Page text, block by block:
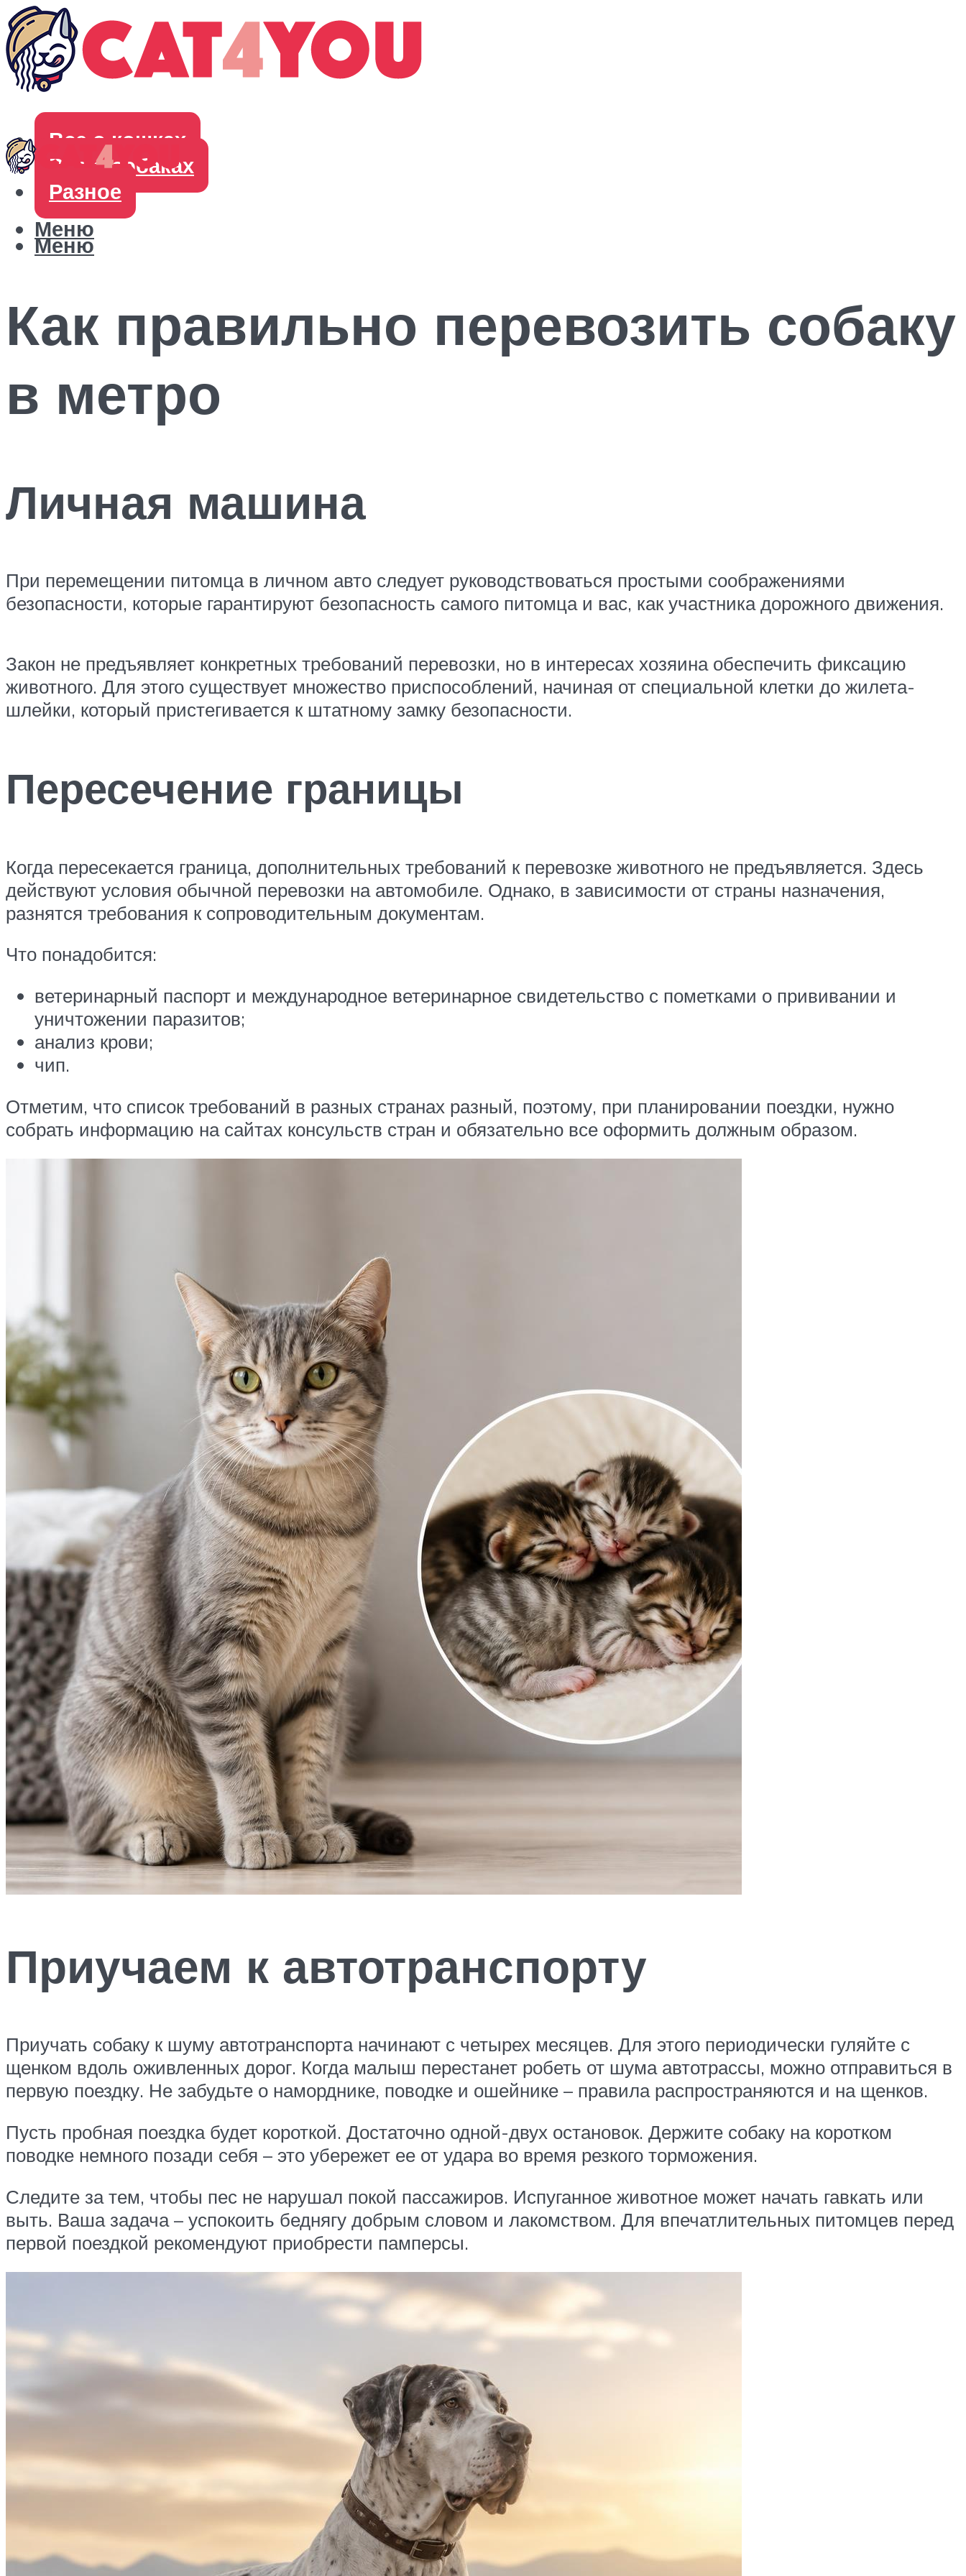
Все о кошках
Все о собаках
Разное
Меню
Меню
Как правильно перевозить собаку
в метро
Личная машина
При перемещении питомца в личном авто следует руководствоваться простыми соображениями
безопасности, которые гарантируют безопасность самого питомца и вас, как участника дорожного движения.
Закон не предъявляет конкретных требований перевозки, но в интересах хозяина обеспечить фиксацию
животного. Для этого существует множество приспособлений, начиная от специальной клетки до жилета-
шлейки, который пристегивается к штатному замку безопасности.
Пересечение границы
Когда пересекается граница, дополнительных требований к перевозке животного не предъявляется. Здесь
действуют условия обычной перевозки на автомобиле. Однако, в зависимости от страны назначения,
разнятся требования к сопроводительным документам.
Что понадобится:
ветеринарный паспорт и международное ветеринарное свидетельство с пометками о прививании и
уничтожении паразитов;
анализ крови;
чип.
Отметим, что список требований в разных странах разный, поэтому, при планировании поездки, нужно
собрать информацию на сайтах консульств стран и обязательно все оформить должным образом.
Приучаем к автотранспорту
Приучать собаку к шуму автотранспорта начинают с четырех месяцев. Для этого периодически гуляйте с
щенком вдоль оживленных дорог. Когда малыш перестанет робеть от шума автотрассы, можно отправиться в
первую поездку. Не забудьте о наморднике, поводке и ошейнике – правила распространяются и на щенков.
Пусть пробная поездка будет короткой. Достаточно одной-двух остановок. Держите собаку на коротком
поводке немного позади себя – это убережет ее от удара во время резкого торможения.
Следите за тем, чтобы пес не нарушал покой пассажиров. Испуганное животное может начать гавкать или
выть. Ваша задача – успокоить беднягу добрым словом и лакомством. Для впечатлительных питомцев перед
первой поездкой рекомендуют приобрести памперсы.